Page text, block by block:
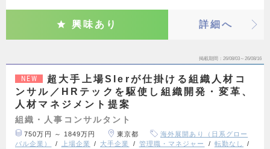
興味あり 詳細へ
掲載期間 26/08/03～26/08/16
NEW
超大手上場SIerが仕掛ける組織人材コ
ンサル／HRテックを駆使し組織開発・変革、
人材マネジメント提案
組織・人事コンサルタント
750万円 ～ 1849万円 東京都
海外展開あり（日系グロー
バル企業）
上場企業 大手企業 管理職・マネジャー
転勤なし